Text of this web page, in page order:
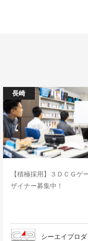
長崎
【積極採用】３ＤＣＧゲ
ザイナー募集中！
シーエイプロ